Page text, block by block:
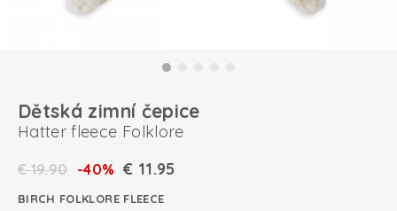
Dětská zimní čepice
Hatter fleece Folklore
€19.90 -40% € 11.95
BIRCH FOLKLORE FLEECE